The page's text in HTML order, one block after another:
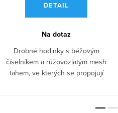
DETAIL
Na dotaz
Drobné hodinky s béžovým
číselníkem a růžovozlatým mesh
tahem, ve kterých se propojují